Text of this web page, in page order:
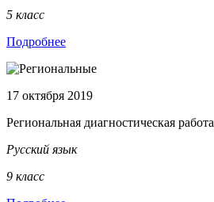
5 класс
Подробнее
17 октября 2019
Региональная диагностическая работа
Русский язык
9 класс